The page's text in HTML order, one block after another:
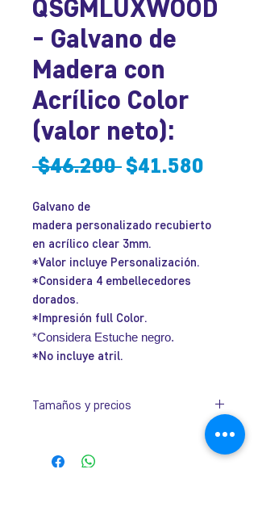
QSGMLUXWOOD
- Galvano de
Madera con
Acrílico Color
(valor neto):
$46.200 Precio
$41.580
oferta
Galvano de
madera personalizado recubierto
en acrílico clear 3mm.
*Valor incluye Personalización.
*Considera 4 embellecedores
dorados.
*Impresión full Color.
*Considera Estuche negro.
*No incluye atril.
Tamaños y precios